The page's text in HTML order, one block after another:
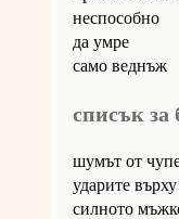
неспособно
да умре
само веднъж
списък
шумът от
ударите
силното